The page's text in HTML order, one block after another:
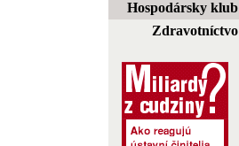
Hospodársky klub
Zdravotníctvo